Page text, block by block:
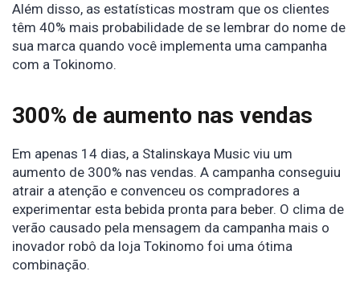
Além disso, as estatísticas mostram que os clientes
têm 40% mais probabilidade de se lembrar do nome de
sua marca quando você implementa uma campanha
com a Tokinomo.
300% de aumento nas vendas
Em apenas 14 dias, a Stalinskaya Music viu um
aumento de 300% nas vendas. A campanha conseguiu
atrair a atenção e convenceu os compradores a
experimentar esta bebida pronta para beber. O clima de
verão causado pela mensagem da campanha mais o
inovador robô da loja Tokinomo foi uma ótima
combinação.